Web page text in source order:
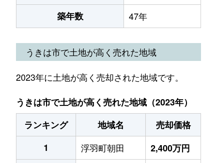
築年数 47年
うきは市で土地が高く売れた地域
2023年に土地が高く売却された地域です。
うきは市で土地が高く売れた地域（2023年）
ランキング
地域名
売却価格
1
浮羽町朝田
2,400万円